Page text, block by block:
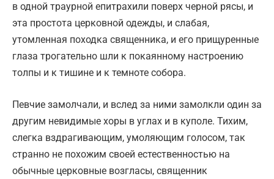
в одной траурной епитрахили поверх черной рясы, и
эта простота церковной одежды, и слабая,
утомленная походка священника, и его прищуренные
глаза трогательно шли к покаянному настроению
толпы и к тишине и к темноте собора.
Певчие замолчали, и вслед за ними замолкли один за
другим невидимые хоры в углах и в куполе. Тихим,
слегка вздрагивающим, умоляющим голосом, так
странно не похожим своей естественностью на
обычные церковные возгласы, священник